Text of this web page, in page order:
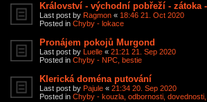
Království - východní pobřeží - zátoka
Last post by Ragmon « 18:46 21. Oct 2020
Posted in Chyby - lokace
Pronájem pokojů Murgond
Last post by Luelle « 21:21 21. Sep 2020
Posted in Chyby - NPC, bestie
Klerická doména putování
Last post by Pajule « 21:34 20. Sep 2020
Posted in Chyby - kouzla, odbornosti,